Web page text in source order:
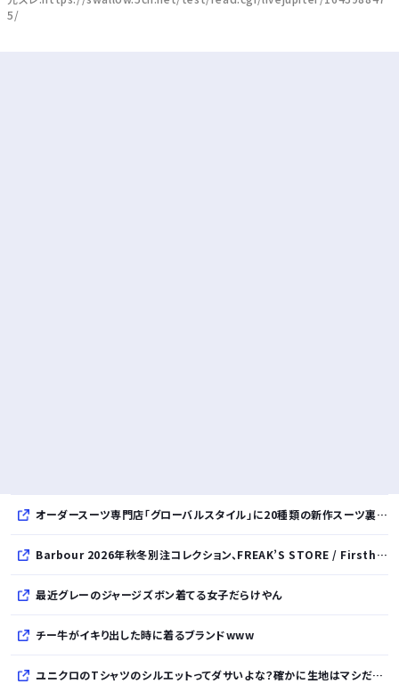
5/
オーダースーツ専門店「グローバルスタイル」に20種類の新作スーツ裏地が登場！おしゃれな花柄・サッカーボール・フラミンゴ・虎・フラガール・リゾート柄など豊富！
Barbour 2026年秋冬別注コレクション、FREAK’S STORE / Firsthand / Freadaから登場
最近グレーのジャージズボン着てる女子だらけやん
チー牛がイキり出した時に着るブランドwww
ユニクロのTシャツのシルエットってダサいよな？確かに生地はマシだけどさ